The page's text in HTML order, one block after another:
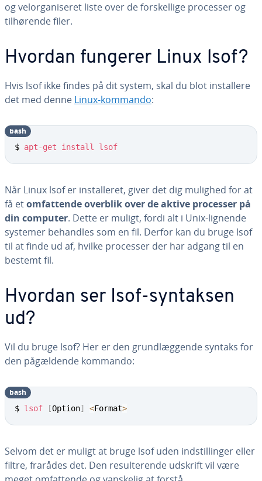
og vel­or­ga­ni­se­ret liste over de for­skel­li­ge processer og
til­hø­ren­de filer.
Hvordan fungerer Linux lsof?
Hvis lsof ikke findes på dit system, skal du blot in­stal­le­re
det med denne Linux-kommando:
$ apt-get install lsof
bash
Når Linux lsof er in­stal­le­ret, giver det dig mulighed for at
få etom­fat­ten­de overblik over de aktive processer på
din computer. Dette er muligt, fordi alt i Unix-lignende
systemer behandles som en fil. Derfor kan du bruge lsof
til at finde ud af, hvilke processer der har adgang til en
bestemt fil.
Hvordan ser Isof-syntaksen
ud?
Vil du bruge lsof? Her er den grund­læg­gen­de syntaks for
den på­gæl­den­de kommando:
$ lsof [Option] <Format>
bash
Selvom det er muligt at bruge lsof uden indstil­lin­ger eller
filtre, frarådes det. Den re­sul­te­ren­de udskrift vil være